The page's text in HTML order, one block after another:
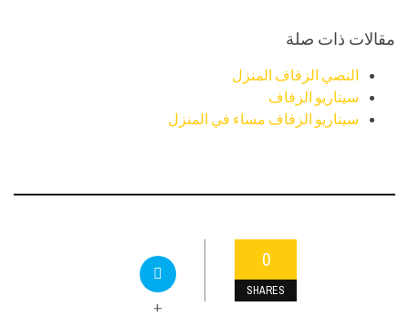
مقالات ذات صلة
النصي الزفاف المنزل
سيناريو الزفاف
سيناريو الزفاف مساء في المنزل
0
SHARES
+